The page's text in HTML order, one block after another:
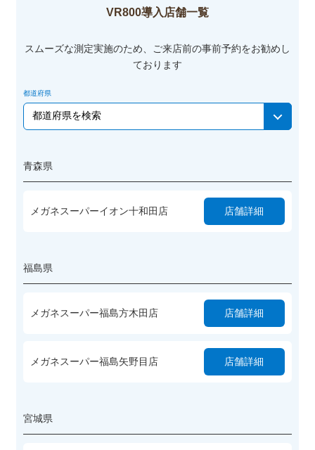
VR800導入店舗一覧
スムーズな測定実施のため、ご来店前の事前予約をお勧めし
ております
都道府県
青森県
メガネスーパーイオン十和田店 店舗詳細
福島県
メガネスーパー福島方木田店 店舗詳細
メガネスーパー福島矢野目店 店舗詳細
宮城県